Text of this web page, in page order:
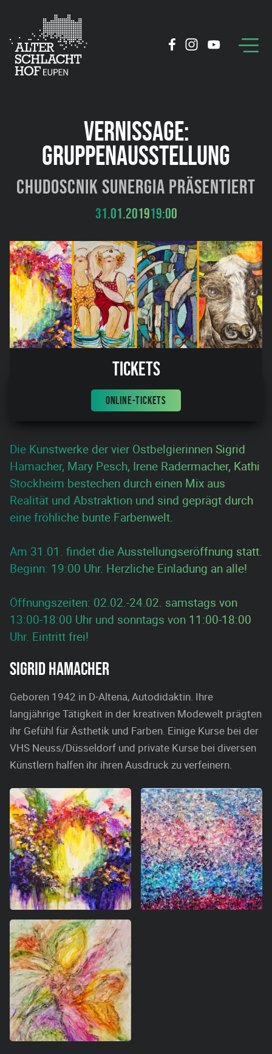
VERNISSAGE:
GRUPPENAUSSTELLUNG
Chudoscnik Sunergia präsentiert
31.01.201919:00
Tickets
ONLINE-TICKETS
Die Kunstwerke der vier Ostbelgierinnen Sigrid
Hamacher, Mary Pesch, Irene Radermacher, Kathi
Stockheim bestechen durch einen Mix aus
Realität und Abstraktion und sind geprägt durch
eine fröhliche bunte Farbenwelt.
Am 31.01. findet die Ausstellungseröffnung statt.
Beginn: 19:00 Uhr. Herzliche Einladung an alle!
Öffnungszeiten: 02.02.-24.02. samstags von
13:00-18:00 Uhr und sonntags von 11:00-18:00
Uhr. Eintritt frei!
SIGRID HAMACHER
Geboren 1942 in D-Altena, Autodidaktin. Ihre
langjährige Tätigkeit in der kreativen Modewelt prägten
ihr Gefühl für Ästhetik und Farben. Einige Kurse bei der
VHS Neuss/Düsseldorf und private Kurse bei diversen
Künstlern halfen ihr ihren Ausdruck zu verfeinern.